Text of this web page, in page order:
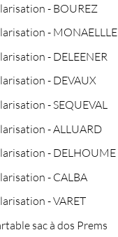
- BOUREZ
- MONAELLLE
- DELEENER
- DEVAUX
- SEQUEVAL
- ALLUARD
- DELHOUME
- CALBA
- VARET
sac à dos Prems